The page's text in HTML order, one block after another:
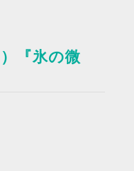
『氷の微